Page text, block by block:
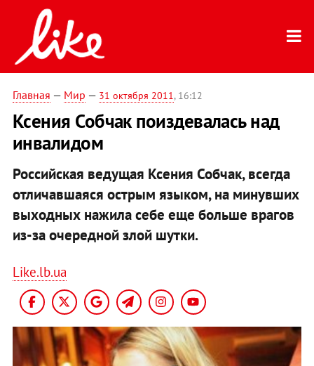
Главная — Мир — 31 октября 2011, 16:12
Ксения Собчак поиздевалась над
инвалидом
Российская ведущая Ксения Собчак, всегда
отличавшаяся острым языком, на минувших
выходных нажила себе еще больше врагов
из-за очередной злой шутки.
Like.lb.ua